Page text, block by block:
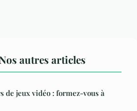
autres articles
de jeux vidéo : formez-vous à